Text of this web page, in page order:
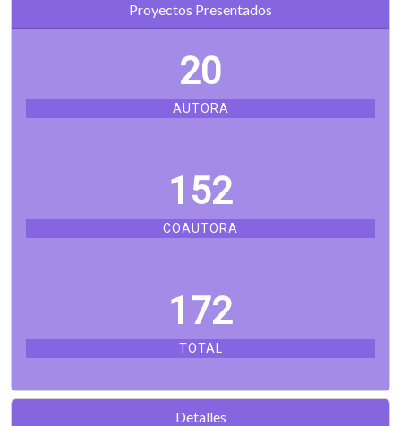
Proyectos Presentados
20
AUTORA
152
COAUTORA
172
TOTAL
Detalles